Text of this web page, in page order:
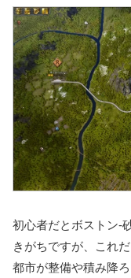
初心者だとボストン-
きがちですが、これ
都市が整備や積み降